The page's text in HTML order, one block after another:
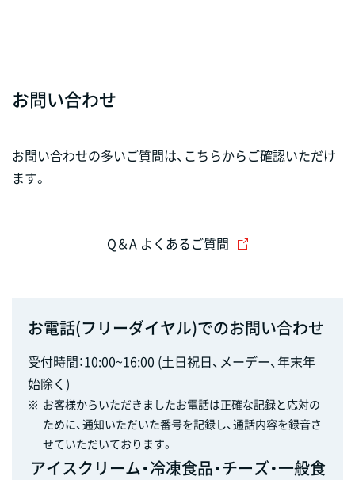
お問い合わせ
お問い合わせの多いご質問は、こちらからご確認いただけ
ます。
Q＆A よくあるご質問
お電話(フリーダイヤル)でのお問い合わせ
受付時間：10:00~16:00 (土日祝日、メーデー、年末年
始除く)
※ お客様からいただきましたお電話は正確な記録と応対の
ために、通知いただいた番号を記録し、通話内容を録音さ
せていただいております。
アイスクリーム・冷凍食品・チーズ・一般食